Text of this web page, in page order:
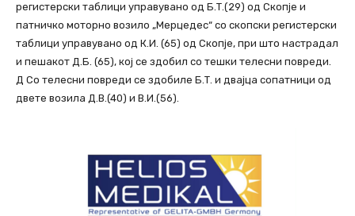
регистерски таблици управувано од Б.Т.(29) од Скопје и
патничко моторно возило „Мерцедес“ со скопски регистерски
таблици управувано од К.И. (65) од Скопје, при што настрадал
и пешакот Д.Б. (65), кој се здобил со тешки телесни повреди.
Д Со телесни повреди се здобиле Б.Т. и двајца сопатници од
двете возила Д.В.(40) и В.И.(56).